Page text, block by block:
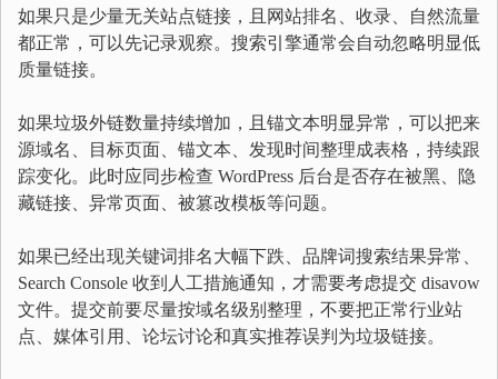
如果只是少量无关站点链接，且网站排名、收录、自然流量
都正常，可以先记录观察。搜索引擎通常会自动忽略明显低
质量链接。
如果垃圾外链数量持续增加，且锚文本明显异常，可以把来
源域名、目标页面、锚文本、发现时间整理成表格，持续跟
踪变化。此时应同步检查 WordPress 后台是否存在被黑、隐
藏链接、异常页面、被篡改模板等问题。
如果已经出现关键词排名大幅下跌、品牌词搜索结果异常、
Search Console 收到人工措施通知，才需要考虑提交 disavow
文件。提交前要尽量按域名级别整理，不要把正常行业站
点、媒体引用、论坛讨论和真实推荐误判为垃圾链接。